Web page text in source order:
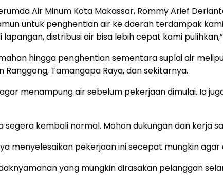
Air Minum Kota Makassar, Rommy Arief
untuk penghentian air ke daerah terdampak
distribusi air bisa lebih cepat kami
hingga penghentian sementara suplai air
Ranggong, Tamangapa Raya, dan sekitarnya.
menampung air sebelum pekerjaan dimulai. Ia
kembali normal. Mohon dukungan dan kerja
menyelesaikan pekerjaan ini secepat mungkin
yang mungkin dirasakan pelanggan